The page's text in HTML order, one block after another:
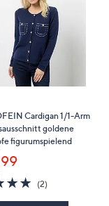
Cardigan 1/1-Arm
goldene
figurumspielend
5.0
von
(2)